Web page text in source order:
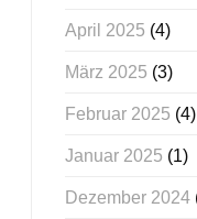
April 2025 (4)
März 2025 (3)
Februar 2025 (4)
Januar 2025 (1)
Dezember 2024